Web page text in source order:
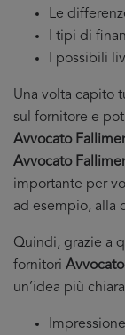
Le
I tipi di
I possibili
Una volta capito
sul fornitore e
Avvocato
Avvocato
importante per
ad esempio, alla
Quindi, grazie a
fornitori
un’idea più